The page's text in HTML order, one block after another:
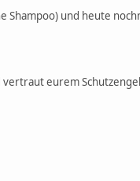
Shampoo) und heute
eurem